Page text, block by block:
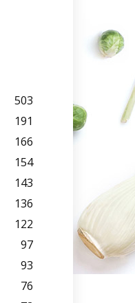
503
191
166
154
143
136
122
97
93
76